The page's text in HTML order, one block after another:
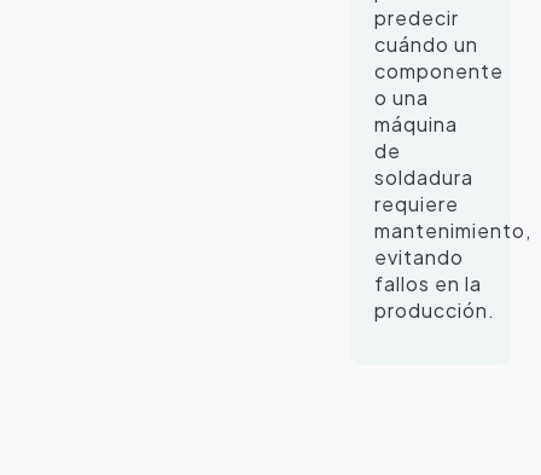
predecir
cuándo un
componente
o una
máquina
de
soldadura
requiere
mantenimiento,
evitando
fallos en la
producción.